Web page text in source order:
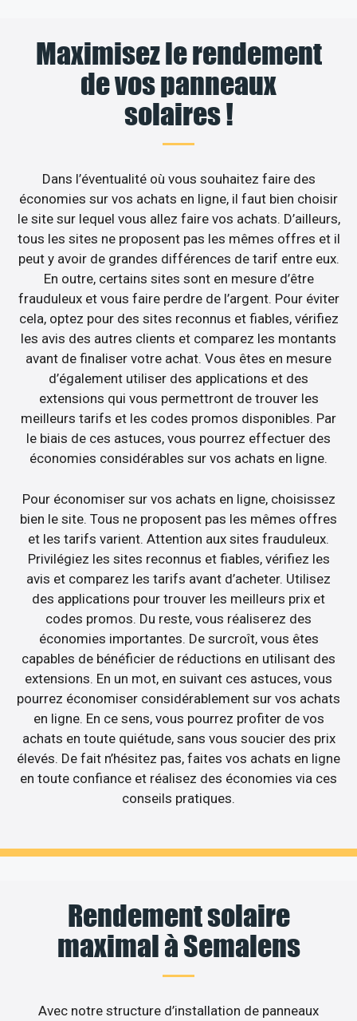
Maximisez le rendement
de vos panneaux
solaires !
Dans l’éventualité où vous souhaitez faire des
économies sur vos achats en ligne, il faut bien choisir
le site sur lequel vous allez faire vos achats. D’ailleurs,
tous les sites ne proposent pas les mêmes offres et il
peut y avoir de grandes différences de tarif entre eux.
En outre, certains sites sont en mesure d’être
frauduleux et vous faire perdre de l’argent. Pour éviter
cela, optez pour des sites reconnus et fiables, vérifiez
les avis des autres clients et comparez les montants
avant de finaliser votre achat. Vous êtes en mesure
d’également utiliser des applications et des
extensions qui vous permettront de trouver les
meilleurs tarifs et les codes promos disponibles. Par
le biais de ces astuces, vous pourrez effectuer des
économies considérables sur vos achats en ligne.
Pour économiser sur vos achats en ligne, choisissez
bien le site. Tous ne proposent pas les mêmes offres
et les tarifs varient. Attention aux sites frauduleux.
Privilégiez les sites reconnus et fiables, vérifiez les
avis et comparez les tarifs avant d’acheter. Utilisez
des applications pour trouver les meilleurs prix et
codes promos. Du reste, vous réaliserez des
économies importantes. De surcroît, vous êtes
capables de bénéficier de réductions en utilisant des
extensions. En un mot, en suivant ces astuces, vous
pourrez économiser considérablement sur vos achats
en ligne. En ce sens, vous pourrez profiter de vos
achats en toute quiétude, sans vous soucier des prix
élevés. De fait n’hésitez pas, faites vos achats en ligne
en toute confiance et réalisez des économies via ces
conseils pratiques.
Rendement solaire
maximal à Semalens
Avec notre structure d’installation de panneaux